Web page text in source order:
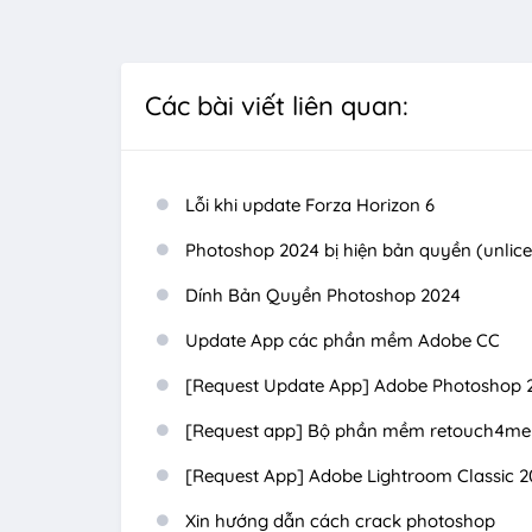
Các bài viết liên quan:
Lỗi khi update Forza Horizon 6
Photoshop 2024 bị hiện bản quyền
Dính Bản Quyền Photoshop 2024
Update App các phần mềm Adobe CC
[Request Update App] Adobe Photoshop
[Request app] Bộ phần mềm retouch4me
[Request App] Adobe Lightroom Classic
Xin hướng dẫn cách crack photoshop